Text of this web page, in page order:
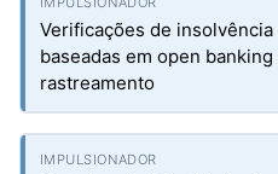
Verificações de
baseadas em open
rastreamento